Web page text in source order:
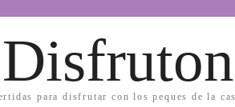
para disfrutar con los peques de la